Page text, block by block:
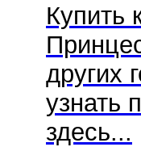
Купить
других
узнать
здесь...